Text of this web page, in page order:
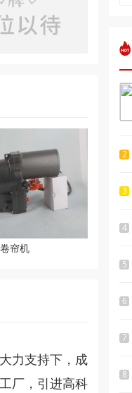
卷帘机
力支持下，成
厂，引进高科
2
3
4
5
6
7
8